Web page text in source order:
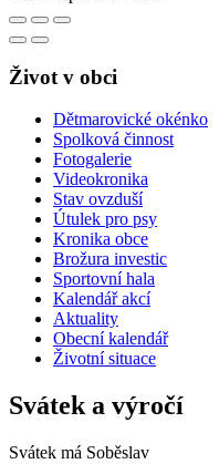
Život v obci
Dětmarovické okénko
Spolková činnost
Fotogalerie
Videokronika
Stav ovzduší
Útulek pro psy
Kronika obce
Brožura investic
Sportovní hala
Kalendář akcí
Aktuality
Obecní kalendář
Životní situace
Svátek a výročí
Svátek má Soběslav